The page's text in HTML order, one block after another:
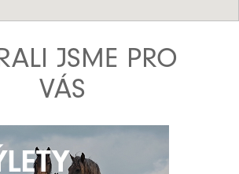
JSME PRO
VÁS